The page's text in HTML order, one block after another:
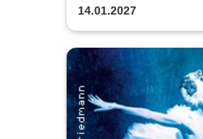
Abschiedstournee
Zugabe
14.01.2027